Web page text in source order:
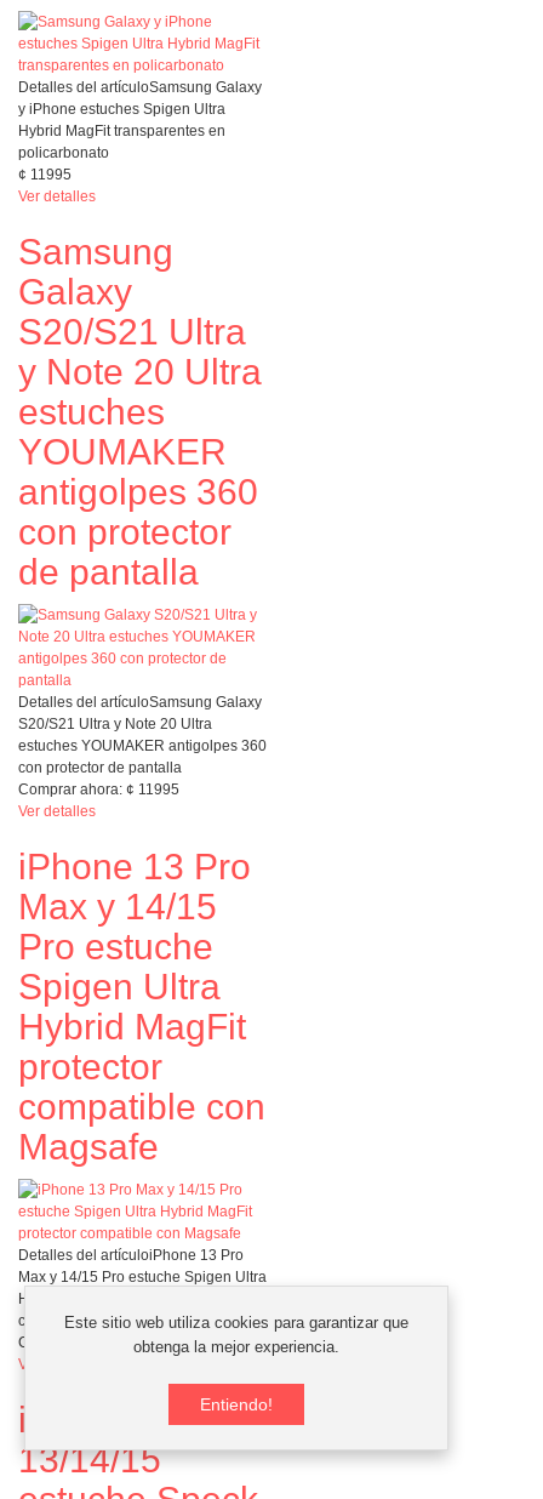
Detalles del artículoSamsung Galaxy
y iPhone estuches Spigen Ultra
Hybrid MagFit transparentes en
policarbonato
¢ 11995
Ver detalles
Samsung
Galaxy
S20/S21 Ultra
y Note 20 Ultra
estuches
YOUMAKER
antigolpes 360
con protector
de pantalla
Detalles del artículoSamsung Galaxy
S20/S21 Ultra y Note 20 Ultra
estuches YOUMAKER antigolpes 360
con protector de pantalla
Comprar ahora: ¢ 11995
Ver detalles
iPhone 13 Pro
Max y 14/15
Pro estuche
Spigen Ultra
Hybrid MagFit
protector
compatible con
Magsafe
Detalles del artículoiPhone 13 Pro
Max y 14/15 Pro estuche Spigen Ultra
Hybrid MagFit protector compatible
con Magsafe
Comprar ahora:
¢ 11995
Ver detalles
iPhone
13/14/15
Este sitio web utiliza cookies para garantizar que
obtenga la mejor experiencia.
Entiendo!